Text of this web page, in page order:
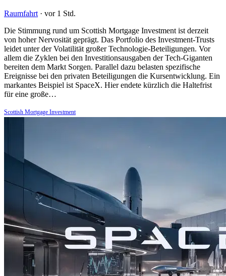
Raumfahrt · vor 1 Std.
Die Stimmung rund um Scottish Mortgage Investment ist derzeit
von hoher Nervosität geprägt. Das Portfolio des Investment-Trusts
leidet unter der Volatilität großer Technologie-Beteiligungen. Vor
allem die Zyklen bei den Investitionsausgaben der Tech-Giganten
bereiten dem Markt Sorgen. Parallel dazu belasten spezifische
Ereignisse bei den privaten Beteiligungen die Kursentwicklung. Ein
markantes Beispiel ist SpaceX. Hier endete kürzlich die Haltefrist
für eine große…
Scottish Mortgage Investment